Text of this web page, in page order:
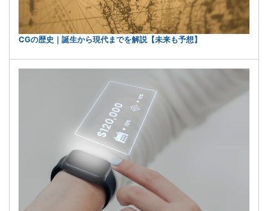
CGの歴史｜誕生から現代までを解説【未来も予想】